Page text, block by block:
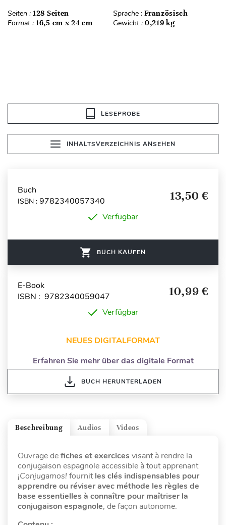
Seiten : 128 Seiten Sprache : Französisch
Format : 16,5 cm x 24 cm Gewicht : 0,219 kg
LESEPROBE
INHALTSVERZEICHNIS ANSEHEN
Buch
ISBN : 9782340057340 13,50 €
Verfügbar
BUCH KAUFEN
E-Book
ISBN : 9782340059047
10,99 €
Verfügbar
NEUES DIGITALFORMAT
Erfahren Sie mehr über das digitale Format
BUCH HERUNTERLADEN
Videos
Audios
Beschreibung
Ouvrage defiches et exercices visant à rendre la
conjugaison espagnole accessible à tout apprenant
¡Conjugamos! fournitles clés indispensables pour
apprendre ou réviser avec méthode les règles de
base essentielles à connaître pour maîtriser la
conjugaison espagnole, de façon autonome.